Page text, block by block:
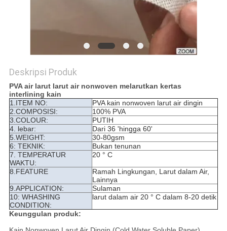
Deskripsi Produk
PVA air larut larut air nonwoven melarutkan kertas
interlining kain
1.ITEM NO:
PVA kain nonwoven larut air dingin
2.COMPOSISI:
100% PVA
3.COLOUR:
PUTIH
4. lebar:
Dari 36 'hingga 60'
5.WEIGHT:
30-80gsm
6: TEKNIK:
Bukan tenunan
7. TEMPERATUR
WAKTU:
20 ° C
8.FEATURE
Ramah Lingkungan, Larut dalam Air,
Lainnya
9.APPLICATION:
Sulaman
10: WHASHING
CONDITION:
larut dalam air 20 ° C dalam 8-20 detik
Keunggulan produk: